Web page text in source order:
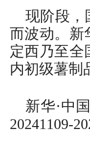
现阶段，
而波动。新
定西乃至全
内初级薯制
新华·中
20241109-